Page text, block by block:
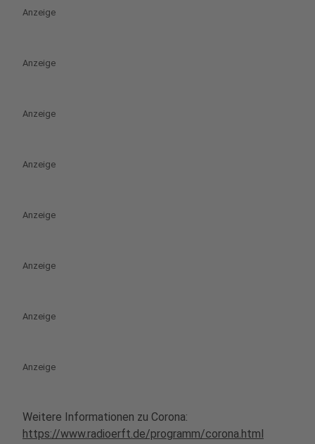
Anzeige
Anzeige
Anzeige
Anzeige
Anzeige
Anzeige
Anzeige
Anzeige
Weitere Informationen zu Corona:
https://www.radioerft.de/programm/corona.html